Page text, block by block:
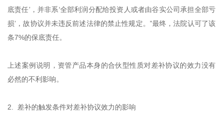
底责任’，并非系‘全部利润分配给投资人或者由谷实公司承担全部亏
损’，故协议并未违反前述法律的禁止性规定。”最终，法院认可了该
条7%的保底责任。
上述案例说明，资管产品本身的合伙型性质对差补协议的效力没有
必然的不利影响。
2. 差补的触发条件对差补协议效力的影响